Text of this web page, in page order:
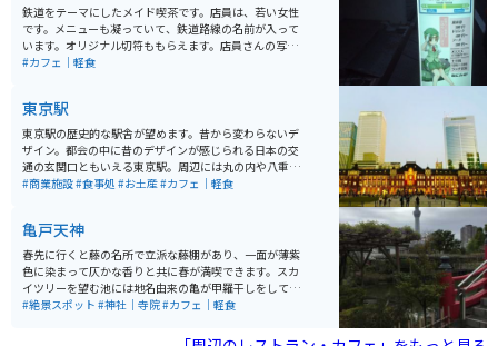
鉄道をテーマにしたメイド喫茶です。店員は、若い女性
です。メニューも凝っていて、鉄道路線の名前が入って
います。オリジナル切符ももらえます。店員さんの写真
撮影禁止でしたが、店内の風景は撮影可能です。店内に
#カフェ｜軽食
東京駅
東京駅の歴史的な駅舎が望めます。昔から変わらないデ
ザイン。都会の中に昔のデザインが感じられる日本の交
通の玄関口ともいえる東京駅。周辺には丸の内や八重洲
といったオフィス街が形成されている。近年ではKITTE
今回は100年以上東京の象徴として存在している。
#商業施設#食事処 #お土産#カフェ｜軽食
亀戸天神
春先に行くと藤の名所で立派な藤棚があり、一面が薄紫
色に染まって仄かな香りと共に春が満喫できます。スカ
イツリーを望む池には地名由来の亀が甲羅干しをしてい
て可愛いです。 直ぐ側には老舗和菓子の船橋屋さんがあ
#絶景スポット #神社｜寺院#カフェ｜軽食